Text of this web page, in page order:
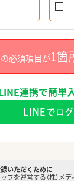
必須項目が1箇
連携で簡単
いただくために
フを運営する（株）メ